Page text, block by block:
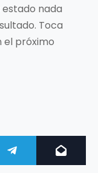
nada
Toca
el próximo